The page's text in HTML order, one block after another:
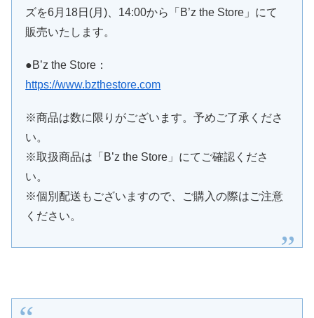
ズを6月18日(月)、14:00から「B’z the Store」にて
販売いたします。
●B’z the Store：
https://www.bzthestore.com
※商品は数に限りがございます。予めご了承くださ
い。
※取扱商品は「B’z the Store」にてご確認くださ
い。
※個別配送もございますので、ご購入の際はご注意
ください。